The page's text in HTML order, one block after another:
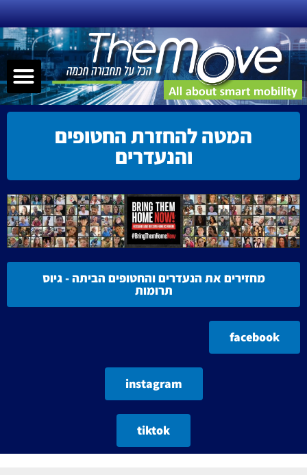
דילוג
לתוכן
המטה להחזרת החטופים
והנעדרים
מחזירים את הנעדרים והחטופים הביתה - גיוס
תרומות
facebook
instagram
tiktok